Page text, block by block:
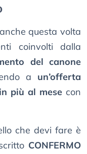
questa volta
coinvolti dalla
del canone
a un’offerta
più al mese con
che devi fare è
CONFERMO